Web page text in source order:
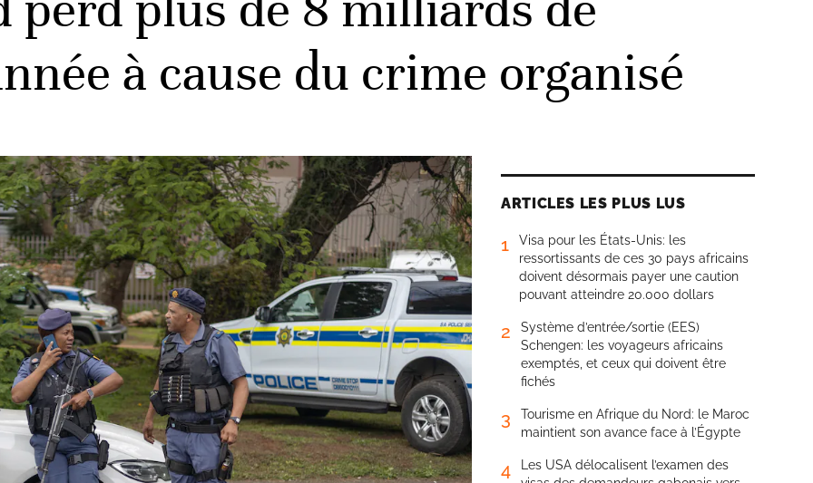
à cause du crime organisé
ARTICLES LES PLUS LUS
1
Visa pour les États-Unis: les
ressortissants de ces 30 pays africains
doivent désormais payer une caution
pouvant atteindre 20.000 dollars
2
Système d’entrée/sortie (EES)
Schengen: les voyageurs africains
exemptés, et ceux qui doivent être
fichés
3
Tourisme en Afrique du Nord: le Maroc
maintient son avance face à l’Égypte
4
Les USA délocalisent l’examen des